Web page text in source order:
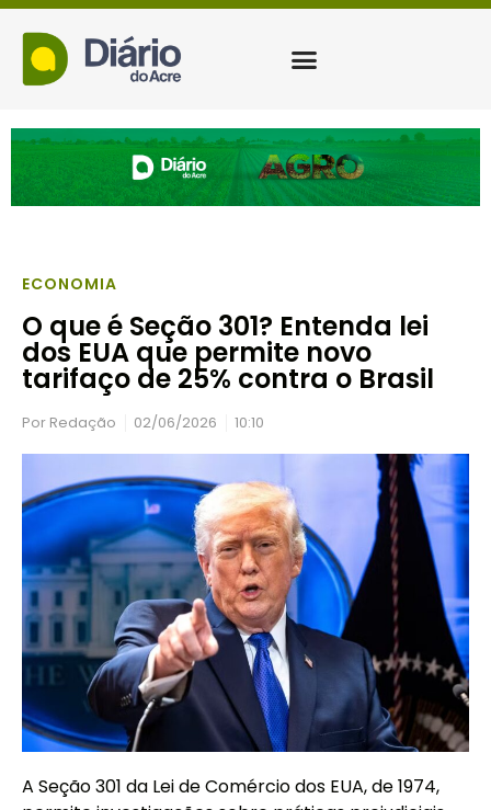
ECONOMIA
O que é Seção 301? Entenda lei
dos EUA que permite novo
tarifaço de 25% contra o Brasil
Por Redação 02/06/2026 10:10
A Seção 301 da Lei de Comércio dos EUA, de 1974,